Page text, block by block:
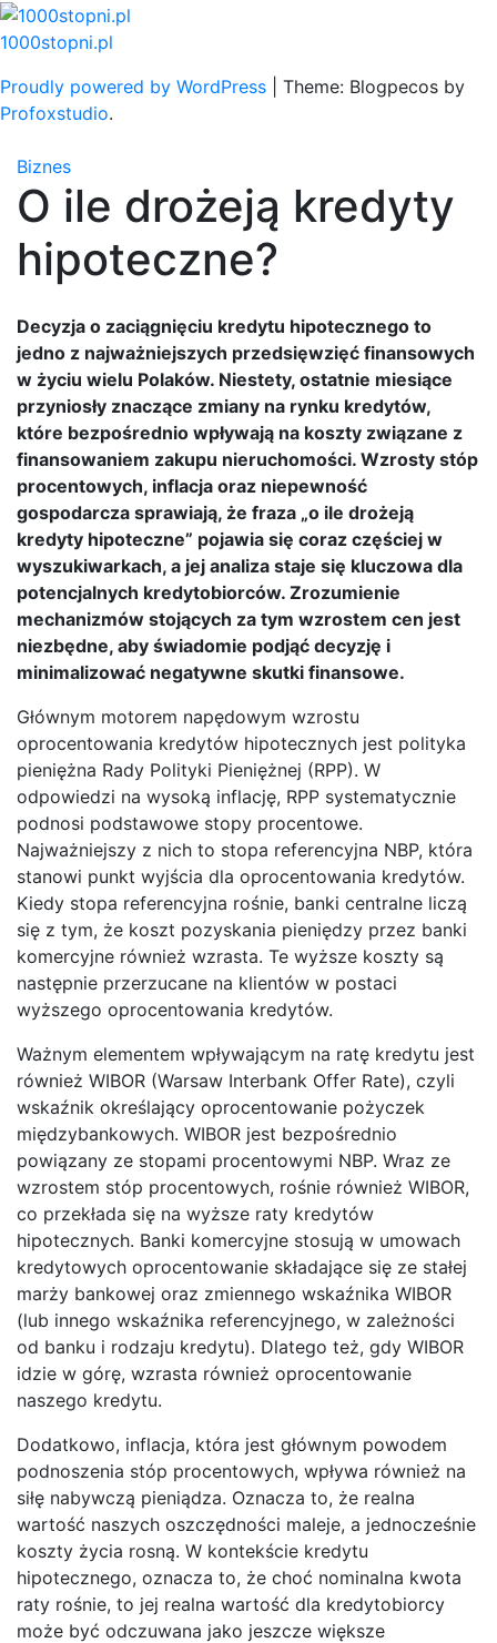
Skip
to
1000stopni.pl
Proudly powered by WordPress
Theme: Blogpecos by
Profoxstudio.
Biznes
O ile drożeją kredyty
hipoteczne?
Decyzja o zaciągnięciu kredytu hipotecznego to
jedno z najważniejszych przedsięwzięć finansowych
w życiu wielu Polaków. Niestety, ostatnie miesiące
przyniosły znaczące zmiany na rynku kredytów,
które bezpośrednio wpływają na koszty związane z
finansowaniem zakupu nieruchomości. Wzrosty stóp
procentowych, inflacja oraz niepewność
gospodarcza sprawiają, że fraza „o ile drożeją
kredyty hipoteczne” pojawia się coraz częściej w
wyszukiwarkach, a jej analiza staje się kluczowa dla
potencjalnych kredytobiorców. Zrozumienie
mechanizmów stojących za tym wzrostem cen jest
niezbędne, aby świadomie podjąć decyzję i
minimalizować negatywne skutki finansowe.
Głównym motorem napędowym wzrostu
oprocentowania kredytów hipotecznych jest polityka
pieniężna Rady Polityki Pieniężnej (RPP). W
odpowiedzi na wysoką inflację, RPP systematycznie
podnosi podstawowe stopy procentowe.
Najważniejszy z nich to stopa referencyjna NBP, która
stanowi punkt wyjścia dla oprocentowania kredytów.
Kiedy stopa referencyjna rośnie, banki centralne liczą
się z tym, że koszt pozyskania pieniędzy przez banki
komercyjne również wzrasta. Te wyższe koszty są
następnie przerzucane na klientów w postaci
wyższego oprocentowania kredytów.
Ważnym elementem wpływającym na ratę kredytu jest
również WIBOR (Warsaw Interbank Offer Rate), czyli
wskaźnik określający oprocentowanie pożyczek
międzybankowych. WIBOR jest bezpośrednio
powiązany ze stopami procentowymi NBP. Wraz ze
wzrostem stóp procentowych, rośnie również WIBOR,
co przekłada się na wyższe raty kredytów
hipotecznych. Banki komercyjne stosują w umowach
kredytowych oprocentowanie składające się ze stałej
marży bankowej oraz zmiennego wskaźnika WIBOR
(lub innego wskaźnika referencyjnego, w zależności
od banku i rodzaju kredytu). Dlatego też, gdy WIBOR
idzie w górę, wzrasta również oprocentowanie
naszego kredytu.
Dodatkowo, inflacja, która jest głównym powodem
podnoszenia stóp procentowych, wpływa również na
siłę nabywczą pieniądza. Oznacza to, że realna
wartość naszych oszczędności maleje, a jednocześnie
koszty życia rosną. W kontekście kredytu
hipotecznego, oznacza to, że choć nominalna kwota
raty rośnie, to jej realna wartość dla kredytobiorcy
może być odczuwana jako jeszcze większe